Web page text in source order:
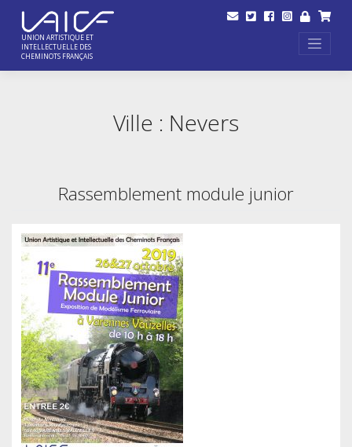
content
UNION ARTISTIQUE ET
INTELLECTUELLE DES
CHEMINOTS FRANÇAIS
Ville : Nevers
Rassemblement module junior